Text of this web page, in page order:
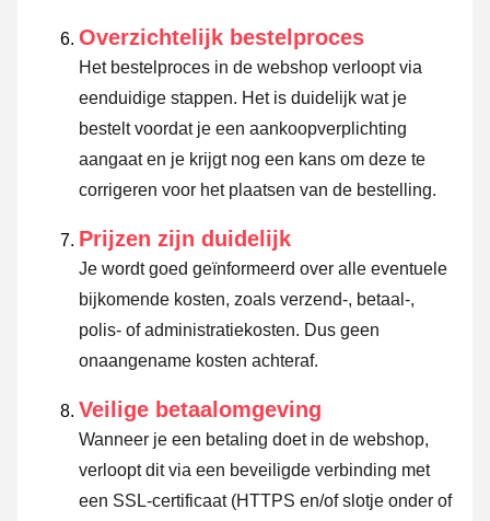
Overzichtelijk bestelproces
Het bestelproces in de webshop verloopt via
eenduidige stappen. Het is duidelijk wat je
bestelt voordat je een aankoopverplichting
aangaat en je krijgt nog een kans om deze te
corrigeren voor het plaatsen van de bestelling.
Prijzen zijn duidelijk
Je wordt goed geïnformeerd over alle eventuele
bijkomende kosten, zoals verzend-, betaal-,
polis- of administratiekosten. Dus geen
onaangename kosten achteraf.
Veilige betaalomgeving
Wanneer je een betaling doet in de webshop,
verloopt dit via een beveiligde verbinding met
een SSL-certificaat (HTTPS en/of slotje onder of